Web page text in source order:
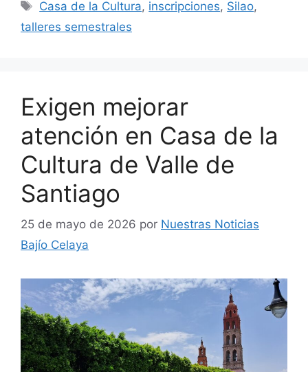
Etiquetas
Casa de la Cultura, inscripciones, Silao,
talleres semestrales
Exigen mejorar
atención en Casa de la
Cultura de Valle de
Santiago
25 de mayo de 2026 por Nuestras Noticias
Bajío Celaya